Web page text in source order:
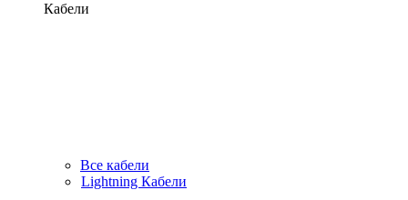
Кабели
Все кабели
Lightning Кабели